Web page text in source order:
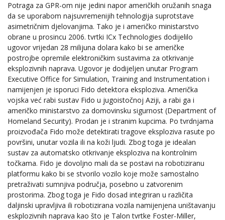
Potraga za GPR-om nije jedini napor američkih oružanih snaga
da se uporabom najsuvremenijih tehnologija suprotstave
asimetričnim djelovanjima. Tako je i američko ministarstvo
obrane u prosincu 2006. tvrtki ICx Technologies dodijelilo
ugovor vrijedan 28 milijuna dolara kako bi se američke
postrojbe opremile elektroničkim sustavima za otkrivanje
eksplozivnih naprava. Ugovor je dodijeljen unutar Program
Executive Office for Simulation, Training and Instrumentation i
namijenjen je isporuci Fido detektora eksploziva. Američka
vojska već rabi sustav Fido u jugoistočnoj Aziji, a rabi ga i
američko ministarstvo za domovinsku sigurnost (Department of
Homeland Security). Prodan je i stranim kupcima. Po tvrdnjama
proizvođača Fido može detektirati tragove eksploziva rasute po
površini, unutar vozila ili na koži ljudi. Zbog toga je idealan
sustav za automatsko otkrivanje eksploziva na kontrolnim
točkama. Fido je dovoljno mali da se postavi na robotiziranu
platformu kako bi se stvorilo vozilo koje može samostalno
pretraživati sumnjiva područja, posebno u zatvorenim
prostorima. Zbog toga je Fido dosad integriran u različita
daljinski upravljiva ili robotizirana vozila namijenjena uništavanju
eskplozivnih naprava kao što je Talon tvrtke Foster-Miller,